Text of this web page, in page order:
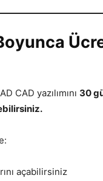
CAD yazılımını 30
açabilirsiniz